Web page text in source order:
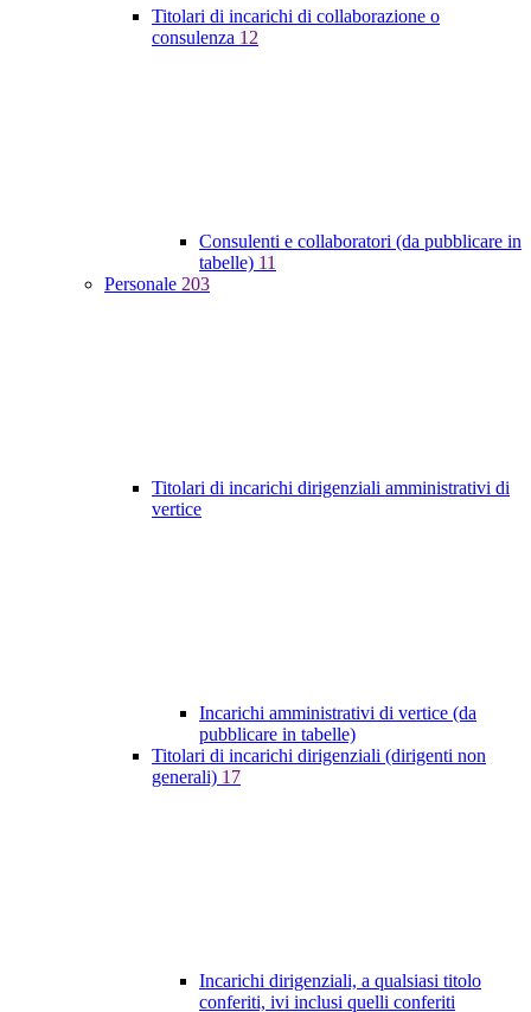
Titolari di incarichi di collaborazione o
consulenza 12
Consulenti e collaboratori (da pubblicare in
tabelle) 11
Personale 203
Titolari di incarichi dirigenziali amministrativi di
vertice
Incarichi amministrativi di vertice (da
pubblicare in tabelle)
Titolari di incarichi dirigenziali (dirigenti non
generali) 17
Incarichi dirigenziali, a qualsiasi titolo
conferiti, ivi inclusi quelli conferiti